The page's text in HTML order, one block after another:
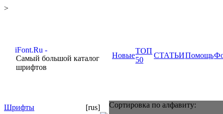
>
Самый большой каталог
шрифтов
Новые
ТОП
50
СТАТЬИПомощь
Шрифты
[rus]
Сортировка по алфавиту: